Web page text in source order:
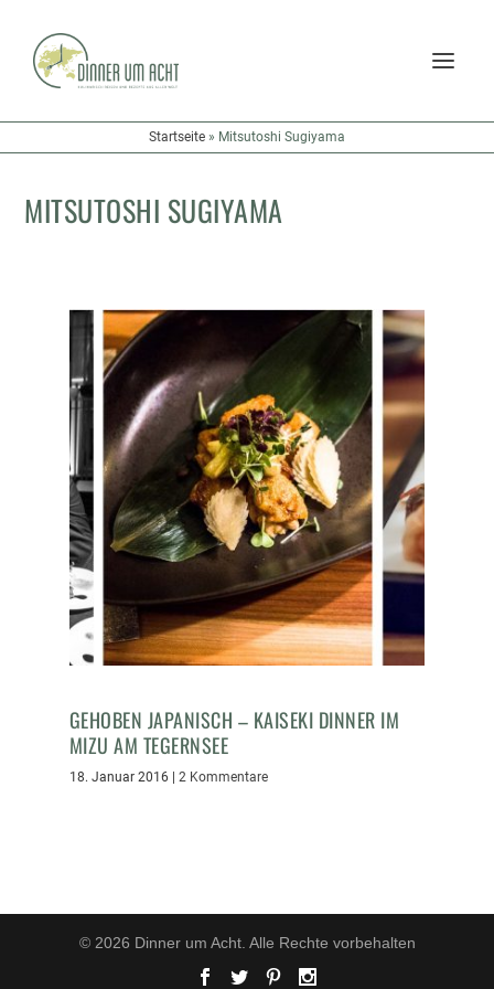
Startseite » Mitsutoshi Sugiyama
MITSUTOSHI SUGIYAMA
GEHOBEN JAPANISCH – KAISEKI DINNER IM
MIZU AM TEGERNSEE
18. Januar 2016 | 2 Kommentare
© 2026 Dinner um Acht. Alle Rechte vorbehalten